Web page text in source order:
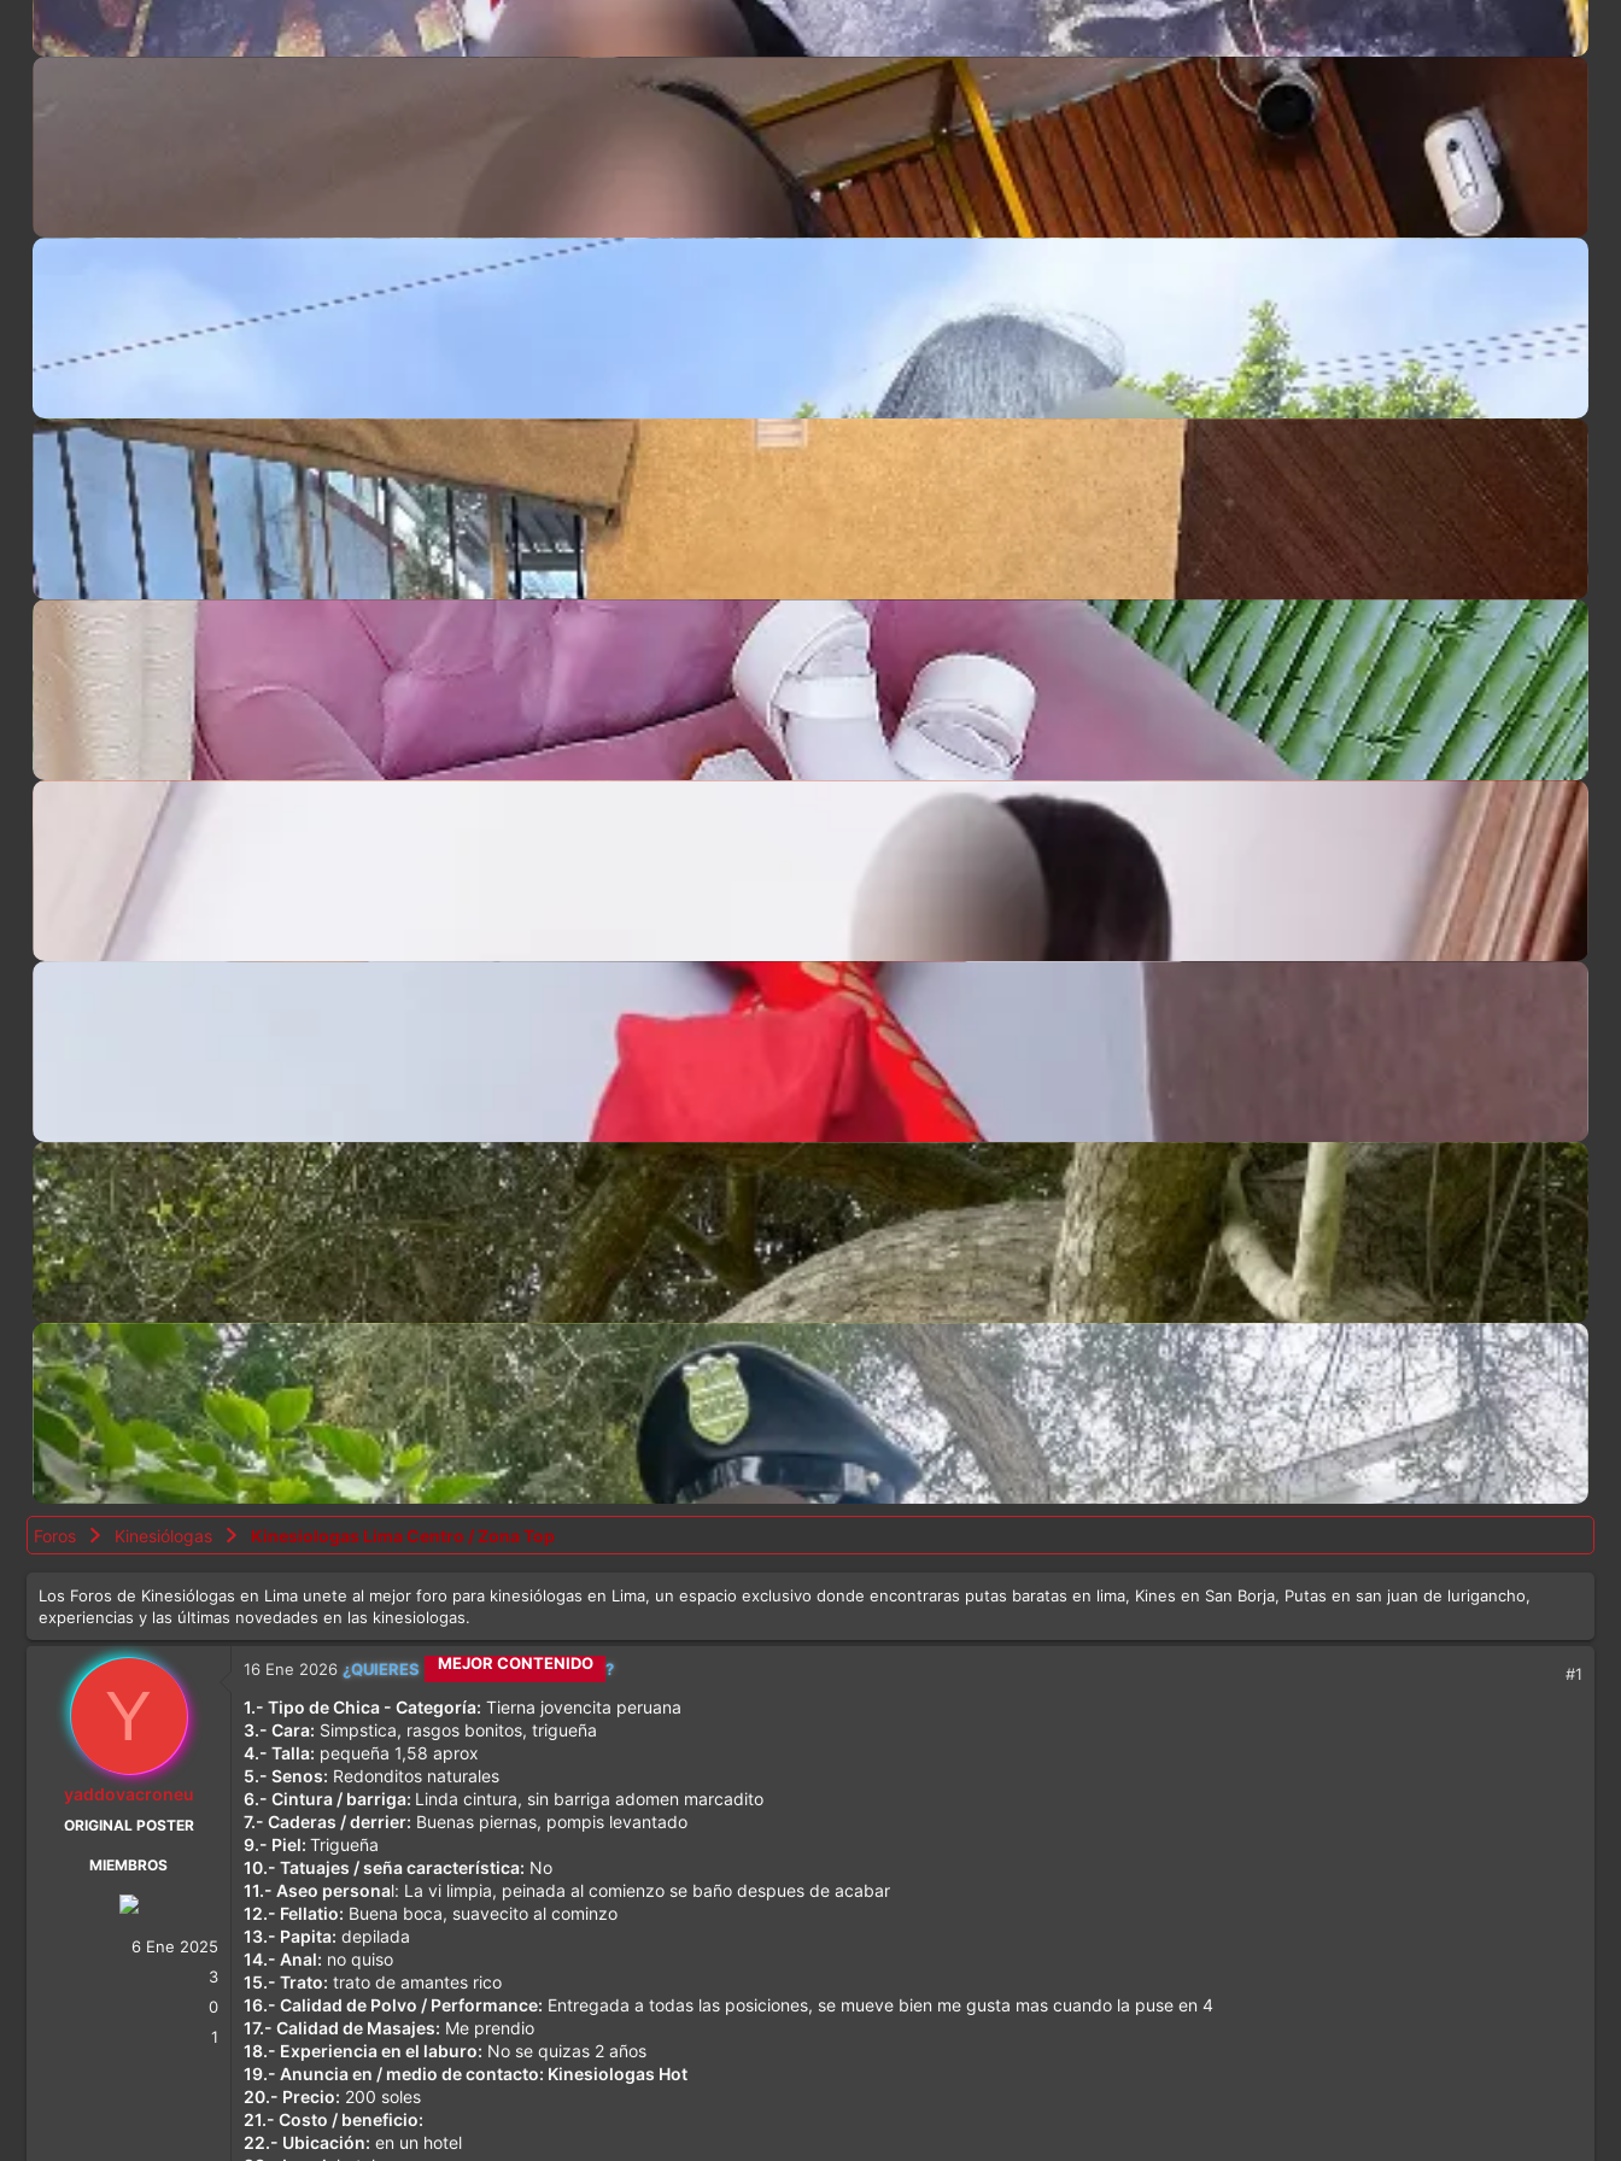
Foros Kinesiólogas Kinesiologas Lima Centro / Zona Top
Los Foros de Kinesiólogas en Lima unete al mejor foro para kinesiólogas en Lima, un espacio exclusivo donde encontraras putas baratas en lima, Kines en San Borja, Putas en san juan de lurigancho,
experiencias y las últimas novedades en las kinesiologas.
Y
yaddovacroneu
ORIGINAL POSTER
MIEMBROS
6 Ene 2025
3
0
1
16 Ene 2026 ¿QUIERES
CALETITAS REALES
MEJOR CONTENIDO
MÁS DIVERSIÓN
? #1
1.- Tipo de Chica - Categoría: Tierna jovencita peruana
3.- Cara: Simpstica, rasgos bonitos, trigueña
4.- Talla: pequeña 1,58 aprox
5.- Senos: Redonditos naturales
6.- Cintura / barriga: Linda cintura, sin barriga adomen marcadito
7.- Caderas / derrier: Buenas piernas, pompis levantado
9.- Piel: Trigueña
10.- Tatuajes / seña característica: No
11.- Aseo personal: La vi limpia, peinada al comienzo se baño despues de acabar
12.- Fellatio: Buena boca, suavecito al cominzo
13.- Papita: depilada
14.- Anal: no quiso
15.- Trato: trato de amantes rico
16.- Calidad de Polvo / Performance: Entregada a todas las posiciones, se mueve bien me gusta mas cuando la puse en 4
17.- Calidad de Masajes: Me prendio
18.- Experiencia en el laburo: No se quizas 2 años
19.- Anuncia en / medio de contacto: Kinesiologas Hot
20.- Precio: 200 soles
21.- Costo / beneficio:
22.- Ubicación: en un hotel